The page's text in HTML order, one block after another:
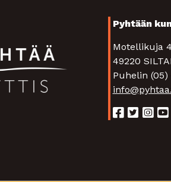
Pyhtään
Motellikuja
49220
Puhelin